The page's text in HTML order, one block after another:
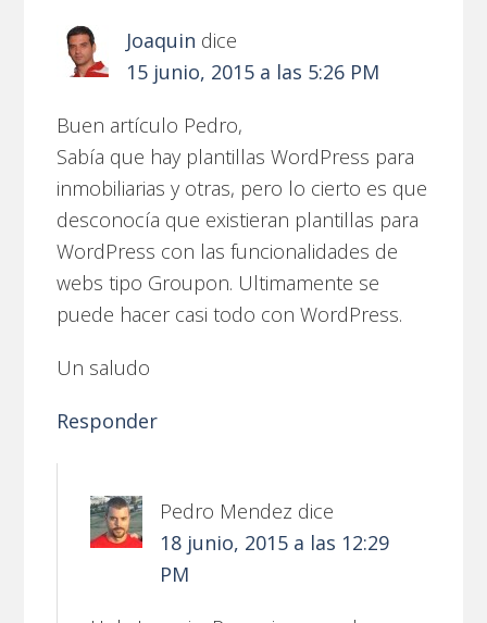
Joaquin dice
15 junio, 2015 a las 5:26 PM
Buen artículo Pedro,
Sabía que hay plantillas WordPress para
inmobiliarias y otras, pero lo cierto es que
desconocía que existieran plantillas para
WordPress con las funcionalidades de
webs tipo Groupon. Ultimamente se
puede hacer casi todo con WordPress.
Un saludo
Responder
Pedro Mendez dice
18 junio, 2015 a las 12:29
PM